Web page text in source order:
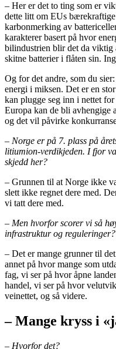
– Her er det to ting som er
dette litt om EUs
karbonmerking av
karakterer basert på hvor
bilindustrien blir det da viktig
skitne batterier i flåten sin.
Og for det andre, som du
energi i miksen. Det er en
kan plugge seg inn i nettet
Europa kan de bli avhengige
og det vil påvirke
– Norge er på 7. plass på
litiumion-verdikjeden. I fjor
skjedd her?
– Grunnen til at Norge ikke
slett ikke regnet dere med.
vi tatt dere med.
– Men hvorfor scorer vi så
infrastruktur og reguleringer?
– Det er mange grunner til
annet på hvor mange som
fag, vi ser på hvor åpne
handel, vi ser på hvor
veinettet, og så videre.
– Mange kryss i
– Hvorfor det?